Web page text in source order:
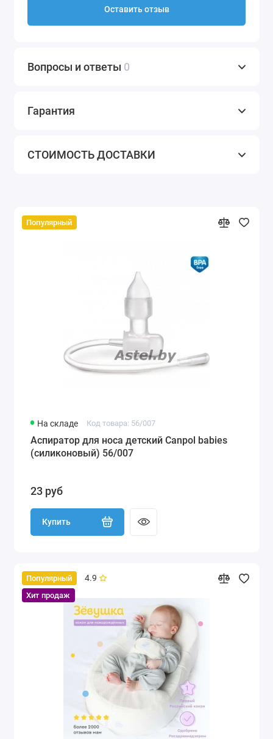
Оставить отзыв
Вопросы и ответы 0
Гарантия
СТОИМОСТЬ ДОСТАВКИ
Популярный
На складе Код товара: 56/007
Аспиратор для носа детский Canpol babies
(силиконовый) 56/007
23 руб
Купить
Популярный
Хит продаж
4.9